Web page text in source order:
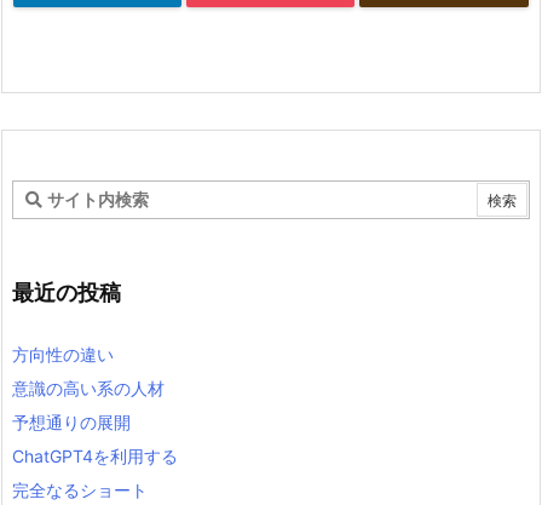
最近の投稿
方向性の違い
意識の高い系の人材
予想通りの展開
ChatGPT4を利用する
完全なるショート